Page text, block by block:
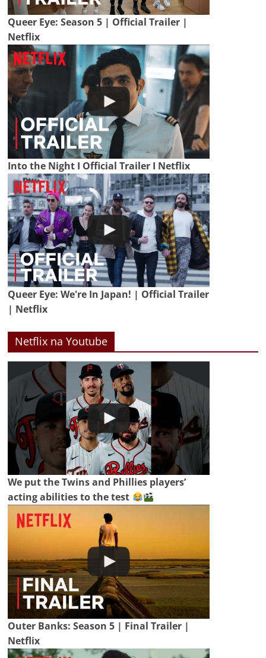
Queer Eye: Season 5 | Official Trailer |
Netflix
Into the Night I Official Trailer I Netflix
Queer Eye: We're In Japan! | Official Trailer
| Netflix
Netflix na Youtube
We put the Twins and Phillies players’
acting abilities to the test
Outer Banks: Season 5 | Final Trailer |
Netflix